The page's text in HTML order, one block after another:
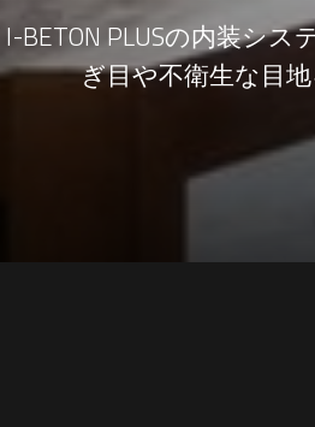
I-BETON PLUSの内装シ
ぎ目や不衛生な目